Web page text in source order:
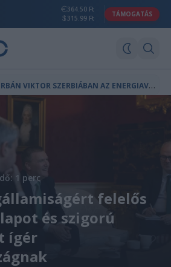
364.50 Ft
315.99 Ft
TÁMOGATÁS
S
ÖRREL LAZÍT ORBÁN VIKTOR SZERBIÁBAN AZ ENERGIAVÁLSÁG ALATT
1 perc
felelős
és szigorú
ígér